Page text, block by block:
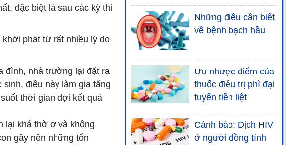
đặc biệt là sau các kỳ thi
phát từ rất nhiều lý do
đình, nhà trường lại đặt ra
điều này làm gia tăng
thời gian đợi kết quả
lại khá thờ ơ và không
gây nên những tổn
Những điều cần biết
về bệnh bạch hầu
Ưu nhược điểm của
thuốc điều trị phì đại
tuyến tiền liệt
Cảnh báo: Dịch HIV
ở người đồng tính